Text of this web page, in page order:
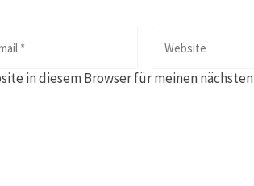
in diesem Browser für meinen nächsten